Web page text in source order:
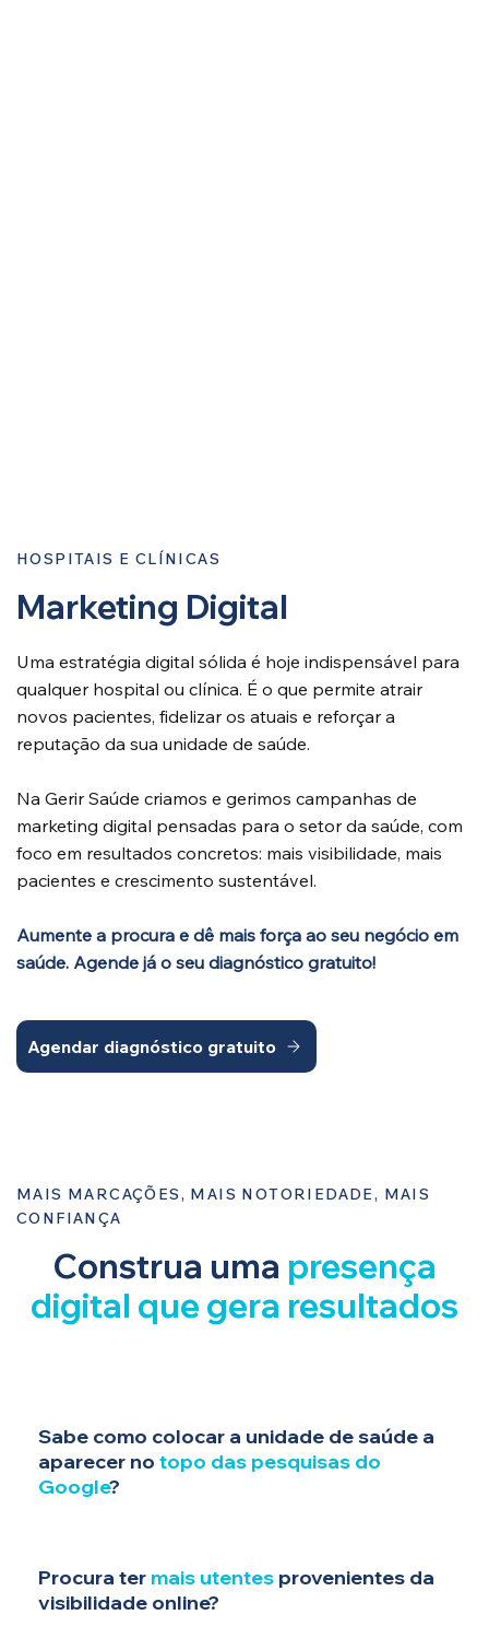
HOSPITAIS E CLÍNICAS
Marketing Digital
Uma estratégia digital sólida é hoje indispensável para
qualquer hospital ou clínica. É o que permite atrair
novos pacientes, fidelizar os atuais e reforçar a
reputação da sua unidade de saúde.
Na Gerir Saúde criamos e gerimos campanhas de
marketing digital pensadas para o setor da saúde, com
foco em resultados concretos: mais visibilidade, mais
pacientes e crescimento sustentável.
Aumente a procura e dê mais força ao seu negócio em
saúde. Agende já o seu diagnóstico gratuito!
Agendar diagnóstico gratuito
MAIS MARCAÇÕES, MAIS NOTORIEDADE, MAIS
CONFIANÇA
Construa uma presença
digital que gera resultados
Sabe como colocar a unidade de saúde a
aparecer no topo das pesquisas do
Google?
Procura ter mais utentes provenientes da
visibilidade online?